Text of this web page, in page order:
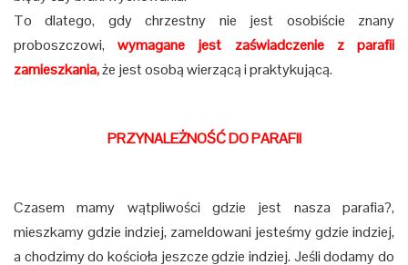
To dlatego, gdy chrzestny nie jest osobiście znany
proboszczowi,wymagane jest zaświadczenie z parafii
zamieszkania,że jest osobą wierzącą i praktykującą.
PRZYNALEŻNOŚĆ DO PARAFII
Czasem mamy wątpliwości gdzie jest nasza parafia?,
mieszkamy gdzie indziej, zameldowani jesteśmy gdzie indziej,
a chodzimy do kościoła jeszcze gdzie indziej. Jeśli dodamy do